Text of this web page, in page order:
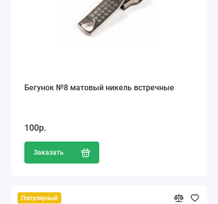
Бегунок №8 матовый никель встречные
100р.
Заказать
Популярный